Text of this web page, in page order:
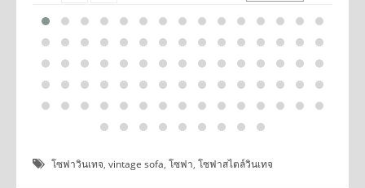
โซฟาวินเทจ, vintage sofa, โซฟา, โซฟาสไตล์วินเทจ